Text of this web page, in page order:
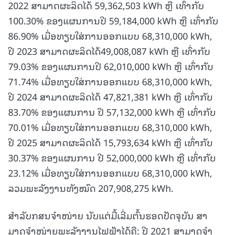
2022 ສາມາດຜະລິດໄດ້ 59,362,503 kWh ຫຼື ເທົ່າກັບ
100.30% ຂອງແຜນການປີ 59,184,000 kWh ຫຼື ເທົ່າກັບ
86.90% ເມື່ອທຽບໃສ່ການອອກແບບ 68,310,000 kWh,
ປີ 2023 ສາມາດຜະລິດໄດ້49,008,087 kWh ຫຼື ເທົ່າກັບ
79.03% ຂອງແຜນການປີ 62,010,000 kWh ຫຼື ເທົ່າກັບ
71.74% ເມື່ອທຽບໃສ່ການອອກແບບ 68,310,000 kWh,
ປີ 2024 ສາມາດຜະລິດໄດ້ 47,821,381 kWh ຫຼື ເທົ່າກັບ
83.70% ຂອງແຜນການ ປີ 57,132,000 kWh ຫຼື ເທົ່າກັບ
70.01% ເມື່ອທຽບໃສ່ການອອກແບບ 68,310,000 kWh,
ປີ 2025 ສາມາດຜະລິດໄດ້ 15,793,634 kWh ຫຼື ເທົ່າກັບ
30.37% ຂອງແຜນການ ປີ 52,000,000 kWh ຫຼື ເທົ່າກັບ
23.12% ເມື່ອທຽບໃສ່ການອອກແບບ 68,310,000 kWh,
ລວມພະລັງງານທັງໝົດ 207,908,275 kWh.
ສໍາລັບກສນຈໍາໜ່າຍ ນັບແຕ່ມື້ເລີ່ມຕົ້ນຮອດປັດຈຸບັນ ສາ
ມາດຈໍາໜ່າຍພະລັງງານໄຟຟ້າໄດ້ຄື: ປີ 2021 ສາມາດຈໍາ